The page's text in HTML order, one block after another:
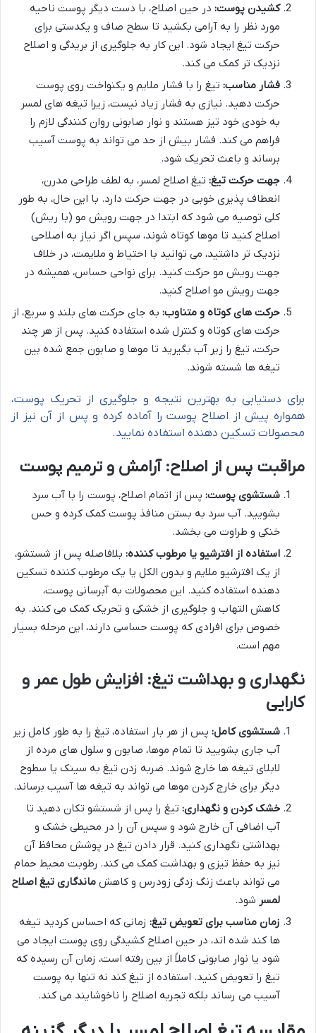
کشیدن پوست: در حین اصلاح، با دست دیگر پوست ناحیه
مورد نظر را به آرامی بکشید تا سطح صاف و یکدستی برای
حرکت تیغ ایجاد شود. این کار به جلوگیری از بریدگی و اصلاح
نزدیک تر کمک می کند.
فشار مناسب: تیغ را با فشار ملایم و یکنواخت روی پوست
حرکت دهید. نیازی به فشار زیاد نیست، زیرا تیغه های لمسر
به خودی خود تیز هستند و نوار صابونی روان کنندگی لازم را
فراهم می کند. فشار بیش از حد می تواند به پوست آسیب
برساند و باعث تحریک شود.
جهت حرکت تیغ: تیغ اصلاح لمسر، به لطف طراحی مدرن،
انعطاف پذیری خوبی در جهت حرکت دارد. با این حال، به طور
کلی توصیه می شود که ابتدا در جهت رویش مو (با ریش)
اصلاح کنید تا موها کوتاه شوند، سپس اگر نیاز به اصلاحی
نزدیک تر داشتید، می توانید با احتیاط و ملایمت، در خلاف
جهت رویش مو حرکت کنید. برای نواحی حساس، همیشه در
جهت رویش مو اصلاح کنید.
حرکت های کوتاه و متناوب: به جای حرکت های بلند و سریع، از
حرکت های کوتاه و کنترل شده استفاده کنید. پس از هر چند
حرکت، تیغ را زیر آب بگیرید تا موها و صابون جمع شده بین
تیغه ها شسته شوند.
برای دستیابی به بهترین نتیجه و جلوگیری از تحریک پوست،
همواره پیش از اصلاح پوست را آماده کرده و پس از آن نیز از
محصولات تسکین دهنده استفاده نمایید.
مراقبت پس از اصلاح: آرامش و ترمیم پوست
شستشوی پوست: پس از اتمام اصلاح، پوست را با آب سرد
بشویید. آب سرد به بستن منافذ پوست کمک کرده و حس
خنکی و طراوت می بخشد.
استفاده از افترشیو یا مرطوب کننده: بلافاصله پس از شستشو،
از یک افترشیو ملایم و بدون الکل یا یک مرطوب کننده تسکین
دهنده استفاده کنید. این محصولات به آبرسانی پوست،
کاهش التهاب و جلوگیری از خشکی و تحریک کمک می کنند. به
خصوص برای افرادی که پوست حساسی دارند، این مرحله بسیار
مهم است.
نگهداری و بهداشت تیغ: افزایش طول عمر و
کارایی
شستشوی کامل: پس از هر بار استفاده، تیغ را به طور کامل زیر
آب جاری بشویید تا تمام موها، صابون و سلول های مرده از
لابلای تیغه ها خارج شوند. ضربه زدن تیغ به سینک یا سطوح
دیگر برای خارج کردن موها می تواند به تیغه ها آسیب برساند.
خشک کردن و نگهداری: تیغ را پس از شستشو تکان دهید تا
آب اضافی آن خارج شود و سپس آن را در محیطی خشک و
بهداشتی نگهداری کنید. قرار دادن تیغ در پوشش محافظ آن
نیز به حفظ تیزی و بهداشت کمک می کند. رطوبت محیط حمام
می تواند باعث زنگ زدگی زودرس و کاهش ماندگاری تیغ اصلاح
لمسر شود.
زمان مناسب برای تعویض تیغ: زمانی که احساس کردید تیغه
ها کند شده اند، در حین اصلاح کشیدگی روی پوست ایجاد می
شود یا نوار صابونی کاملاً از بین رفته است، زمان آن رسیده که
تیغ را تعویض کنید. استفاده از تیغ کند نه تنها به پوست
آسیب می رساند بلکه تجربه اصلاح را ناخوشایند می کند.